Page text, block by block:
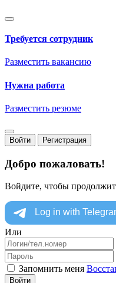
Требуется сотрудник
Разместить вакансию
Нужна работа
Разместить резюме
Войти Регистрация
Добро пожаловать!
Войдите, чтобы
Или
Запомнить меня
Войти